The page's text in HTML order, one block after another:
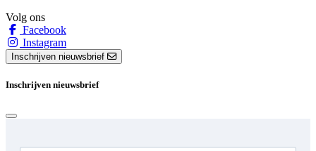
Volg ons
Facebook
Instagram
Inschrijven nieuwsbrief
Inschrijven nieuwsbrief